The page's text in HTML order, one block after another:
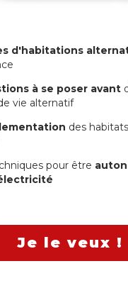
D’EAU DE
retour à la nature est sain ,
d'habitations
à se poser avant
vie alternatif
des
pour être
Je le veux !